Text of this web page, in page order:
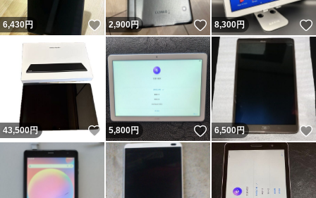
6,430円 いいね！
2,900円 いいね！
8,300円
43,500円 いいね！
5,800円 いいね！
6,500円